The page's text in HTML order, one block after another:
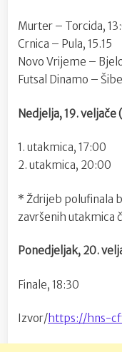
Murter – Torcida,
Crnica – Pula, 15.15
Novo Vrijeme –
Futsal Dinamo –
Nedjelja, 19.
1. utakmica, 17:00
2. utakmica, 20:00
* Ždrijeb polufinala
završenih utakmica
Ponedjeljak, 20.
Finale, 18:30
Izvor/https://hns-